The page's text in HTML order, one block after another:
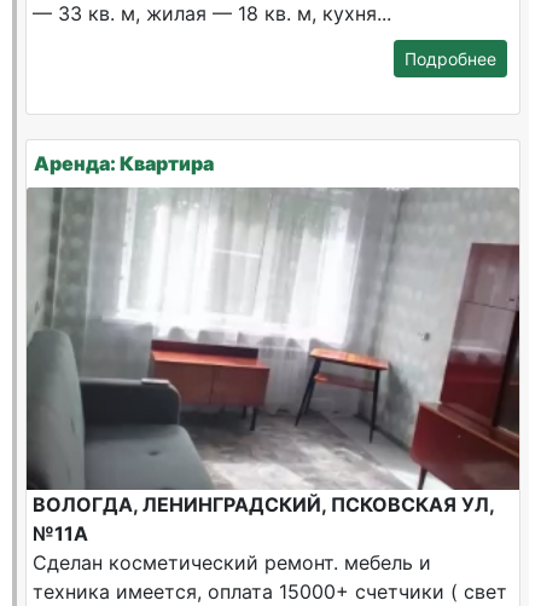
— 33 кв. м, жилая — 18 кв. м, кухня...
Подробнее
Аренда: Квартира
ВОЛОГДА, ЛЕНИНГРАДСКИЙ, ПСКОВСКАЯ УЛ,
№11А
Сделан косметический ремонт. мебель и
техника имеется, оплата 15000+ счетчики ( свет